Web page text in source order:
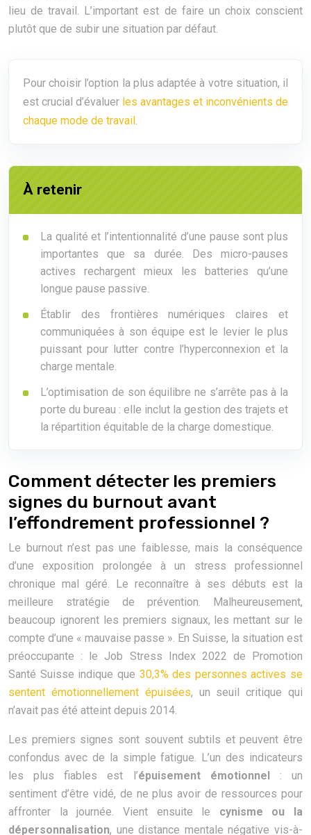
lieu de travail. L’important est de faire un choix conscient
plutôt que de subir une situation par défaut.
Pour choisir l’option la plus adaptée à votre situation, il
est crucial d’évaluer les avantages et inconvénients de
chaque mode de travail.
À retenir
La qualité et l’intentionnalité d’une pause sont plus
importantes que sa durée. Des micro-pauses
actives rechargent mieux les batteries qu’une
longue pause passive.
Établir des frontières numériques claires et
communiquées à son équipe est le levier le plus
puissant pour lutter contre l’hyperconnexion et la
charge mentale.
L’optimisation de son équilibre ne s’arrête pas à la
porte du bureau : elle inclut la gestion des trajets et
la répartition équitable de la charge domestique.
Comment détecter les premiers
signes du burnout avant
l’effondrement professionnel ?
Le burnout n’est pas une faiblesse, mais la conséquence
d’une exposition prolongée à un stress professionnel
chronique mal géré. Le reconnaître à ses débuts est la
meilleure stratégie de prévention. Malheureusement,
beaucoup ignorent les premiers signaux, les mettant sur le
compte d’une « mauvaise passe ». En Suisse, la situation est
préoccupante : le Job Stress Index 2022 de Promotion
Santé Suisse indique que 30,3% des personnes actives se
sentent émotionnellement épuisées, un seuil critique qui
n’avait pas été atteint depuis 2014.
Les premiers signes sont souvent subtils et peuvent être
confondus avec de la simple fatigue. L’un des indicateurs
les plus fiables est l’épuisement émotionnel: un
sentiment d’être vidé, de ne plus avoir de ressources pour
affronter la journée. Vient ensuite le cynisme ou la
dépersonnalisation, une distance mentale négative vis-à-